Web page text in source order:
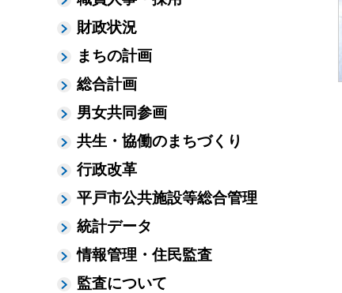
財政状況
まちの計画
総合計画
男女共同参画
共生・協働のまちづくり
行政改革
平戸市公共施設等総合管理
統計データ
情報管理・住民監査
監査について